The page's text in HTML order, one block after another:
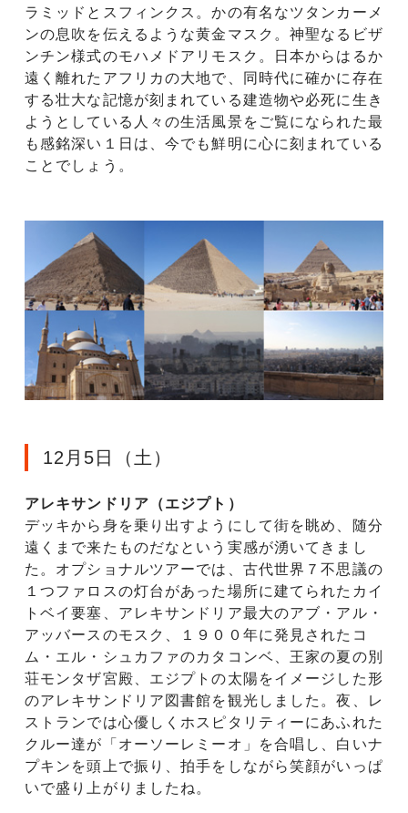
ラミッドとスフィンクス。かの有名なツタンカーメ
ンの息吹を伝えるような黄金マスク。神聖なるビザ
ンチン様式のモハメドアリモスク。日本からはるか
遠く離れたアフリカの大地で、同時代に確かに存在
する壮大な記憶が刻まれている建造物や必死に生き
ようとしている人々の生活風景をご覧になられた最
も感銘深い１日は、今でも鮮明に心に刻まれている
ことでしょう。
12月5日（土）
アレキサンドリア（エジプト）
デッキから身を乗り出すようにして街を眺め、随分
遠くまで来たものだなという実感が湧いてきまし
た。オプショナルツアーでは、古代世界７不思議の
１つファロスの灯台があった場所に建てられたカイ
トベイ要塞、アレキサンドリア最大のアブ・アル・
アッバースのモスク、１９００年に発見されたコ
ム・エル・シュカファのカタコンベ、王家の夏の別
荘モンタザ宮殿、エジプトの太陽をイメージした形
のアレキサンドリア図書館を観光しました。夜、レ
ストランでは心優しくホスピタリティーにあふれた
クルー達が「オーソーレミーオ」を合唱し、白いナ
プキンを頭上で振り、拍手をしながら笑顔がいっぱ
いで盛り上がりましたね。